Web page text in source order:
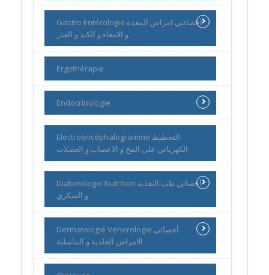
Gastro Entérologie اخصائيي امراض المعدة
و الامعاء و الكبد و العذر
Ergothérapie
Endocrinologie
Electroencéphalogramme التخطيط
الكهربائي على المخ و الاعصاب و العضلات
Diabetologie Nutrition أخصائي طب التغذية
و السكري
Dermatologie Venerologie أخصائي
الامراض الجلدية و التناسلية